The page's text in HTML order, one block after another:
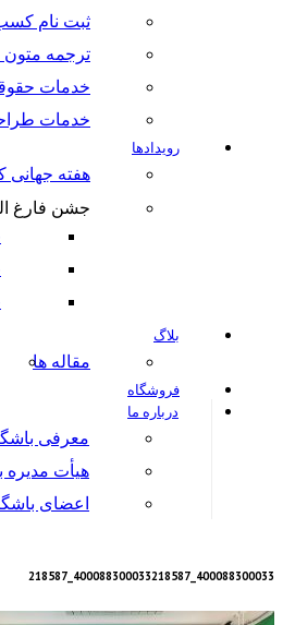
ثبت نام
ترجمه متون
خدمات
خدمات
رویدادها
هفته جهانی
جشن فارغ
بلاگ
مقاله ها
فروشگاه
درباره ما
معرفی
هیأت مدیره
اعضای
400088300033_218587
400088300033_218587